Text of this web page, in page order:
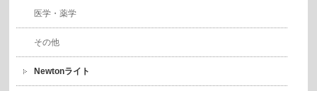
医学・薬学
その他
Newtonライト